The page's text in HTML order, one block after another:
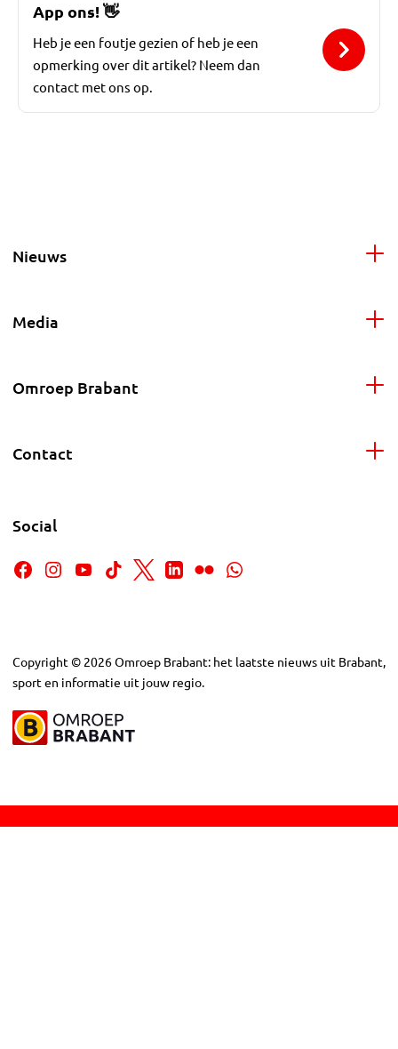
App ons!👋
Heb je een foutje gezien of heb je een
opmerking over dit artikel? Neem dan
contact met ons op.
Nieuws
Media
Omroep Brabant
Contact
Social
Copyright © 2026Omroep Brabant: het laatste nieuws uit Brabant,
sport en informatie uit jouw regio.